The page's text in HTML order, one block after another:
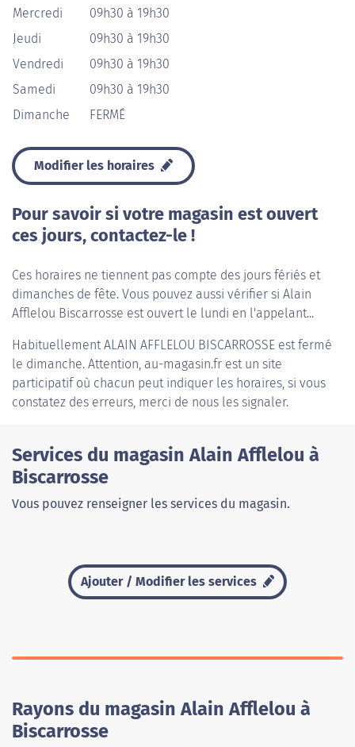
Mercredi
09h30 à 19h30
Jeudi
09h30 à 19h30
Vendredi
09h30 à 19h30
Samedi
09h30 à 19h30
Dimanche
FERMÉ
Modifier les horaires
Pour savoir si votre magasin est ouvert
ces jours, contactez-le !
Ces horaires ne tiennent pas compte des jours fériés et
dimanches de fête. Vous pouvez aussi vérifier si Alain
Afflelou Biscarrosse est ouvert le lundi en l'appelant...
HabituellementALAIN AFFLELOU BISCARROSSE est fermé
le dimanche. Attention, au-magasin.fr est un site
participatif où chacun peut indiquer les horaires, si vous
constatez des erreurs, merci de nous les signaler.
Services du magasin Alain Afflelou à
Biscarrosse
Vous pouvez renseigner les services du magasin.
Ajouter / Modifier les services
Rayons du magasin Alain Afflelou à
Biscarrosse